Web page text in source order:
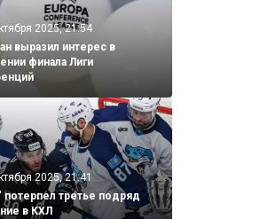
2025, 21:54
выразил интерес в
финала Лиги
2025, 21:41
потерпел третье подряд
в КХЛ